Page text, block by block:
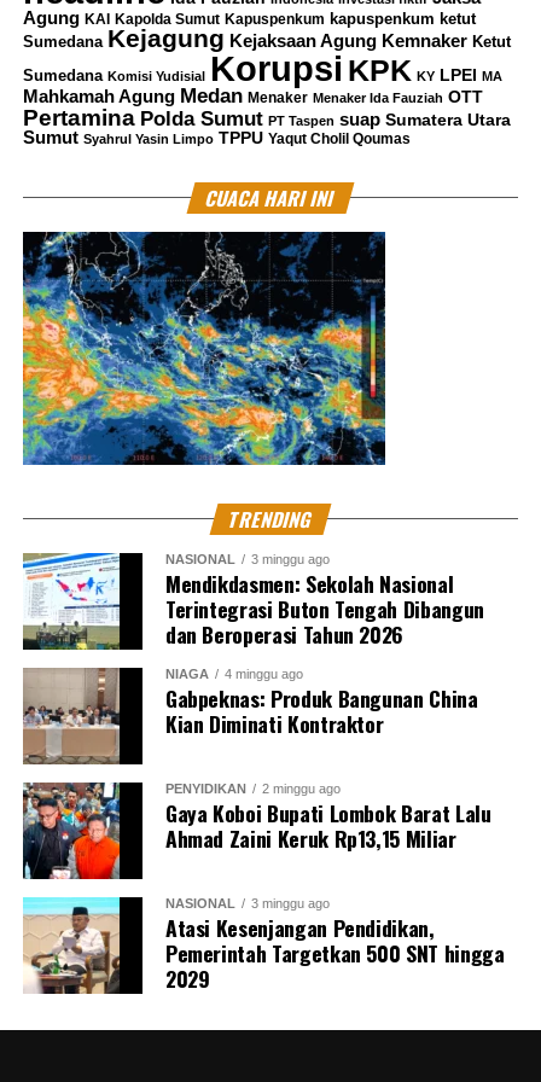
Agung KAI Kapolda Sumut Kapuspenkum kapuspenkum ketut
Sumedana Kejagung Kejaksaan Agung Kemnaker Ketut
Sumedana Komisi Yudisial Korupsi KPK KY LPEI MA
Mahkamah Agung Medan Menaker Menaker Ida Fauziah OTT
Pertamina Polda Sumut PT Taspen suap Sumatera Utara
Sumut Syahrul Yasin Limpo TPPU Yaqut Cholil Qoumas
CUACA HARI INI
TRENDING
NASIONAL 3 minggu ago
Mendikdasmen: Sekolah Nasional
Terintegrasi Buton Tengah Dibangun
dan Beroperasi Tahun 2026
NIAGA 4 minggu ago
Gabpeknas: Produk Bangunan China
Kian Diminati Kontraktor
PENYIDIKAN 2 minggu ago
Gaya Koboi Bupati Lombok Barat Lalu
Ahmad Zaini Keruk Rp13,15 Miliar
NASIONAL 3 minggu ago
Atasi Kesenjangan Pendidikan,
Pemerintah Targetkan 500 SNT hingga
2029